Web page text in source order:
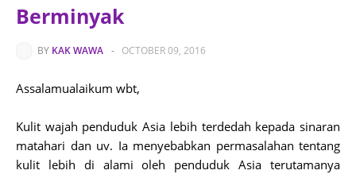
Berminyak
BY KAK WAWA - OCTOBER 09, 2016
Assalamualaikum wbt,
Kulit wajah penduduk Asia lebih terdedah kepada sinaran
matahari dan uv. Ia menyebabkan permasalahan tentang
kulit lebih di alami oleh penduduk Asia terutamanya